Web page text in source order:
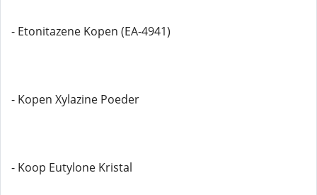
- Etonitazene Kopen (EA-4941)
- Kopen Xylazine Poeder
- Koop Eutylone Kristal